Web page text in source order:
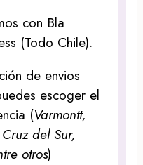
con Bla
(Todo Chile).
de envios
escoger el
(Varmontt,
del Sur,
otros)